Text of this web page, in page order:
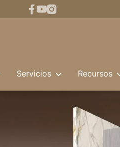
Servicios Recursos